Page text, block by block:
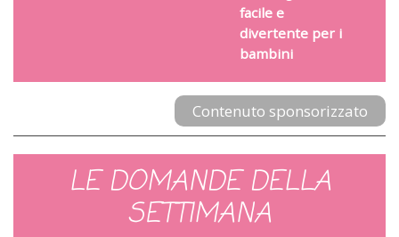
facile e
divertente per i
bambini
Contenuto sponsorizzato
LE DOMANDE DELLA
SETTIMANA